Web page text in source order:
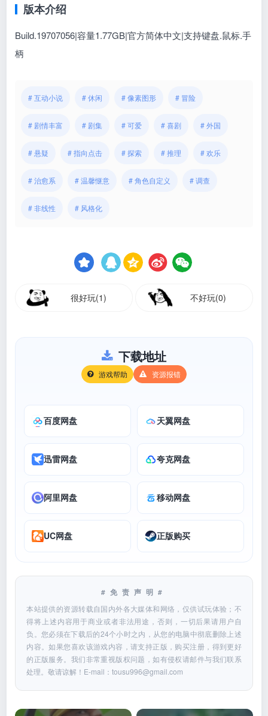
版本介绍
Build.19707056|容量1.77GB|官方简体中文|支持键盘.鼠标.手
柄
# 互动小说 # 休闲 # 像素图形 # 冒险
# 剧情丰富 # 剧集 # 可爱 # 喜剧 # 外国
# 悬疑 # 指向点击 # 探索 # 推理 # 欢乐
# 治愈系 # 温馨惬意 # 角色自定义 # 调查
# 非线性 # 风格化
很好玩(1) 不好玩(0)
下载地址
游戏帮助 资源报错
百度网盘 天翼网盘
迅雷网盘 夸克网盘
阿里网盘 移动网盘
UC网盘 正版购买
#免责声明#
本站提供的资源转载自国内外各大媒体和网络，仅供试玩体验；不
得将上述内容用于商业或者非法用途，否则，一切后果请用户自
负。您必须在下载后的24个小时之内，从您的电脑中彻底删除上述
内容。如果您喜欢该游戏内容，请支持正版，购买注册，得到更好
的正版服务。我们非常重视版权问题，如有侵权请邮件与我们联系
处理。敬请谅解！E-mail：tousu996@gmail.com